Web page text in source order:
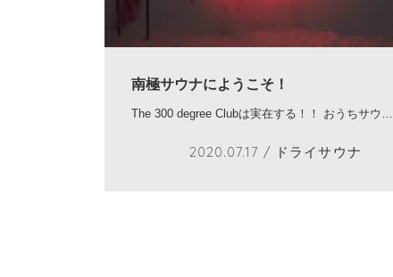
南極サウナにようこそ！
The 300 degree Clubは実在する！！ おうちサウ…
2020.07.17 / ドライサウナ